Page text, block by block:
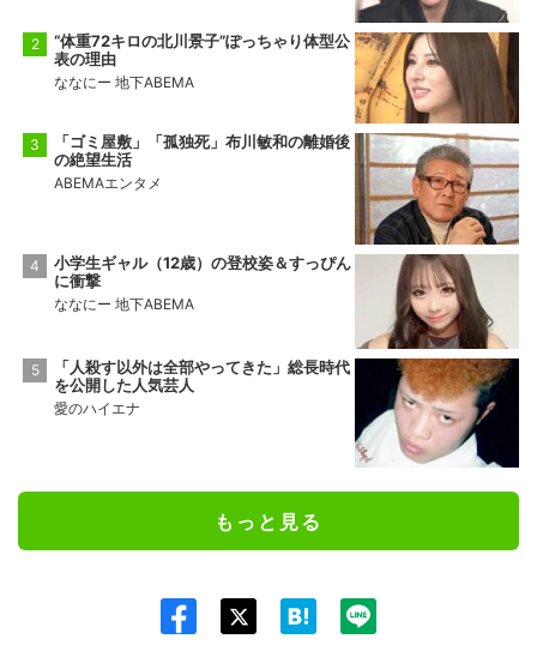
“体重72キロの北川景子”ぽっちゃり体型公
表の理由
ななにー 地下ABEMA
「ゴミ屋敷」「孤独死」布川敏和の離婚後
の絶望生活
ABEMAエンタメ
小学生ギャル（12歳）の登校姿＆すっぴん
に衝撃
ななにー 地下ABEMA
「人殺す以外は全部やってきた」総長時代
を公開した人気芸人
愛のハイエナ
もっと見る